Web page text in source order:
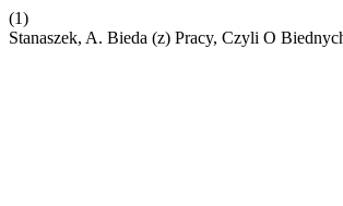
(1)
Stanaszek, A. Bieda (z) Pracy, Czyli O